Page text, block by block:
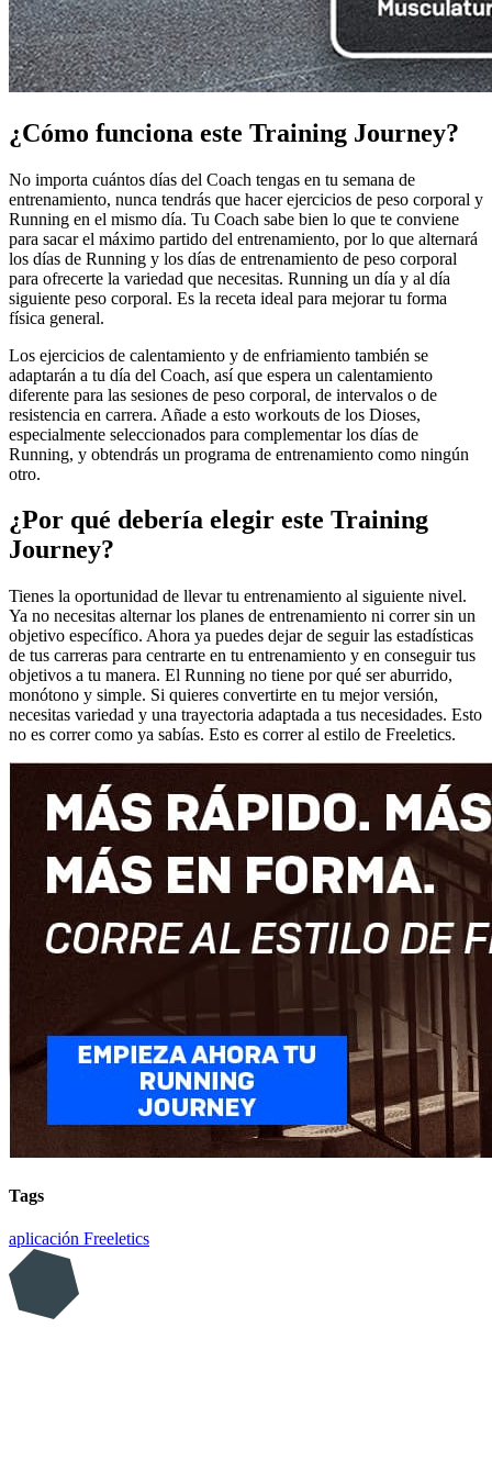
¿Cómo funciona este Training Journey?
No importa cuántos días del Coach tengas en tu semana de
entrenamiento, nunca tendrás que hacer ejercicios de peso corporal y
Running en el mismo día. Tu Coach sabe bien lo que te conviene
para sacar el máximo partido del entrenamiento, por lo que alternará
los días de Running y los días de entrenamiento de peso corporal
para ofrecerte la variedad que necesitas. Running un día y al día
siguiente peso corporal. Es la receta ideal para mejorar tu forma
física general.
Los ejercicios de calentamiento y de enfriamiento también se
adaptarán a tu día del Coach, así que espera un calentamiento
diferente para las sesiones de peso corporal, de intervalos o de
resistencia en carrera. Añade a esto workouts de los Dioses,
especialmente seleccionados para complementar los días de
Running, y obtendrás un programa de entrenamiento como ningún
otro.
¿Por qué debería elegir este Training
Journey?
Tienes la oportunidad de llevar tu entrenamiento al siguiente nivel.
Ya no necesitas alternar los planes de entrenamiento ni correr sin un
objetivo específico. Ahora ya puedes dejar de seguir las estadísticas
de tus carreras para centrarte en tu entrenamiento y en conseguir tus
objetivos a tu manera. El Running no tiene por qué ser aburrido,
monótono y simple. Si quieres convertirte en tu mejor versión,
necesitas variedad y una trayectoria adaptada a tus necesidades. Esto
no es correr como ya sabías. Esto es correr al estilo de Freeletics.
Tags
aplicación Freeletics